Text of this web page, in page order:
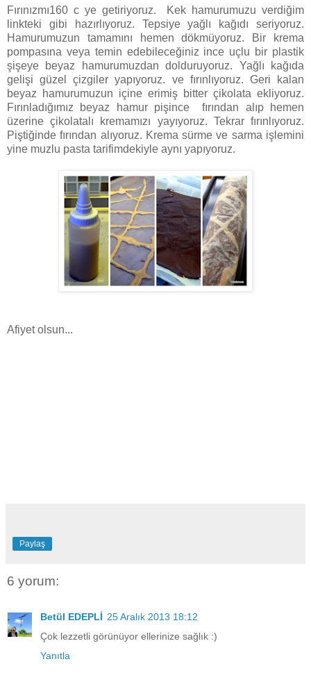
Fırınızmı160 c ye getiriyoruz. Kek hamurumuzu verdiğim
linkteki gibi hazırlıyoruz. Tepsiye yağlı kağıdı seriyoruz.
Hamurumuzun tamamını hemen dökmüyoruz. Bir krema
pompasına veya temin edebileceğiniz ince uçlu bir plastik
şişeye beyaz hamurumuzdan dolduruyoruz. Yağlı kağıda
gelişi güzel çizgiler yapıyoruz. ve fırınlıyoruz. Geri kalan
beyaz hamurumuzun içine erimiş bitter çikolata ekliyoruz.
Fırınladığımız beyaz hamur pişince fırından alıp hemen
üzerine çikolatalı kremamızı yayıyoruz. Tekrar fırınlıyoruz.
Piştiğinde fırından alıyoruz. Krema sürme ve sarma işlemini
yine muzlu pasta tarifimdekiyle aynı yapıyoruz.
Afiyet olsun...
Paylaş
6 yorum:
Betül EDEPLİ 25 Aralık 2013 18:12
Çok lezzetli görünüyor ellerinize sağlık :)
Yanıtla